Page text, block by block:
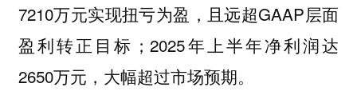
7210万元实现扭亏为盈，且远超GAAP层面
盈利转正目标；2025年上半年净利润达
2650万元，大幅超过市场预期。